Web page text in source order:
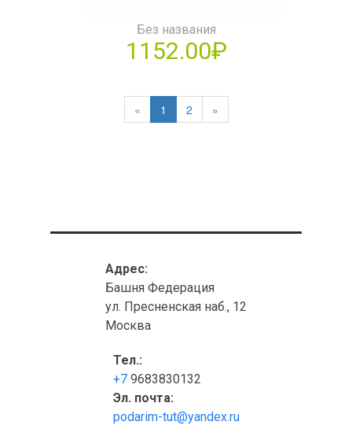
Без названия
1152.00₽
« 1 2 »
Адрес:
Башня Федерация
ул. Пресненская наб., 12
Москва
Тел.:
+7 9683830132
Эл. почта:
podarim-tut@yandex.ru